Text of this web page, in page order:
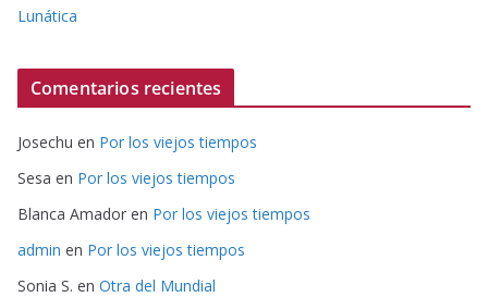
Lunática
Comentarios recientes
Josechu en Por los viejos tiempos
Sesa en Por los viejos tiempos
Blanca Amador en Por los viejos tiempos
admin en Por los viejos tiempos
Sonia S. en Otra del Mundial